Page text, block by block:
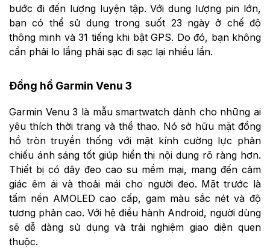
bước đi đến lượng luyện tập. Với dung lượng pin lớn,
bạn có thể sử dụng trong suốt 23 ngày ở chế độ
thông minh và 31 tiếng khi bật GPS. Do đó, bạn không
cần phải lo lắng phải sạc đi sạc lại nhiều lần.
Đồng hồ Garmin Venu 3
Garmin Venu 3 là mẫu smartwatch dành cho những ai
yêu thích thời trang và thể thao. Nó sở hữu mặt đồng
hồ tròn truyền thống với mặt kính cường lực phản
chiếu ánh sáng tốt giúp hiển thị nội dung rõ ràng hơn.
Thiết bị có dây đeo cao su mềm mại, mang đến cảm
giác êm ái và thoải mái cho người đeo. Mặt trước là
tấm nền AMOLED cao cấp, gam màu sắc nét và độ
tương phản cao. Với hệ điều hành Android, người dùng
sẽ dễ dàng sử dụng và trải nghiệm giao diện quen
thuộc.